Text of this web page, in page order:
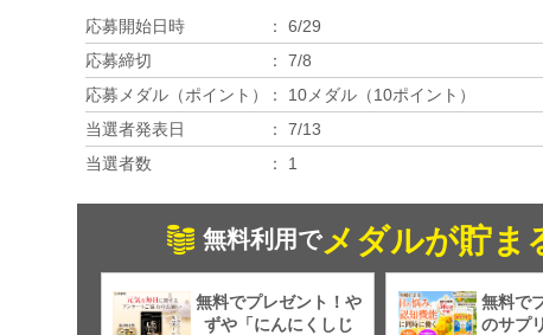
応募開始日時
6/29
応募締切
7/8
応募メダル（ポイント）
10メダル（10ポイント）
当選者発表日
7/13
当選者数
1
無料利用でメダルが貯ま
無料でプレゼント！や
ずや「にんにくしじ
無料で
のサプ